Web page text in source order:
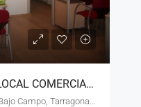
CAMBRILS – PUERTO – LOCAL COMERCIAL DE 75 M2 – LN – EVA – 11423
Carrer del País Basc, Cambrils, Bajo Campo, Tarragona, Cataluña, 43850, España